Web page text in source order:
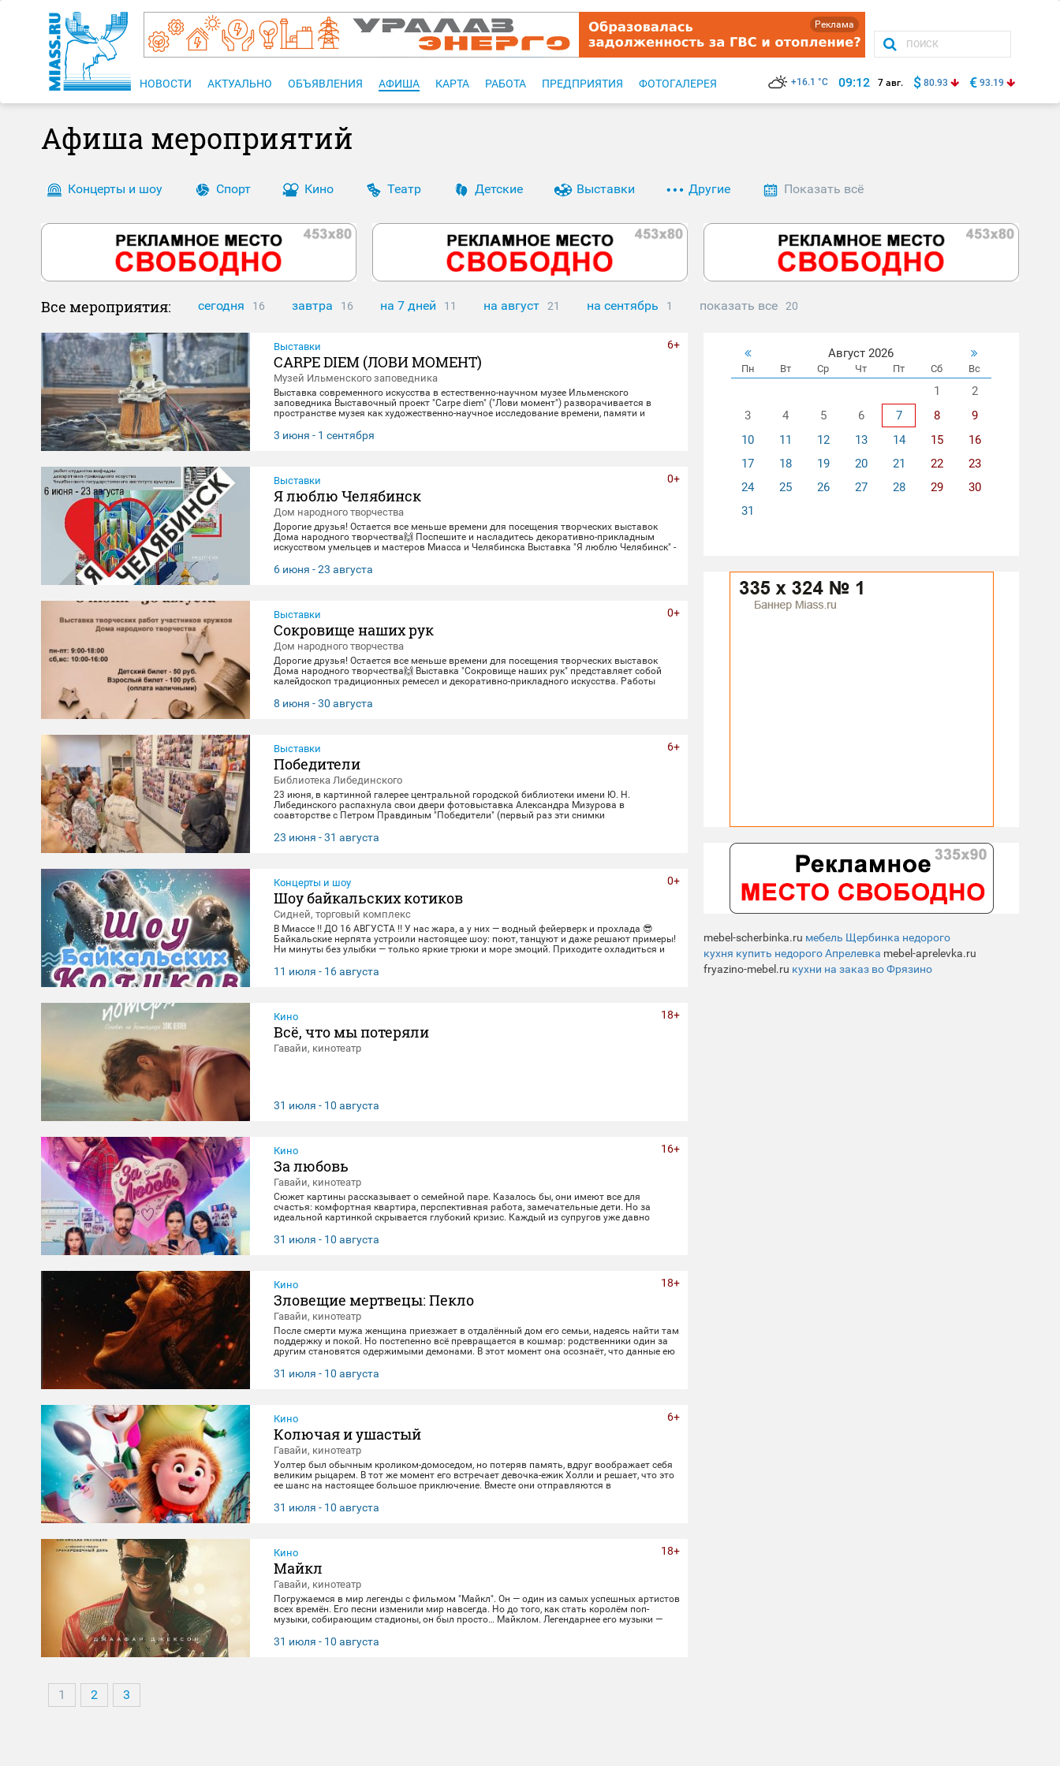
Реклама
НОВОСТИ АКТУАЛЬНО ОБЪЯВЛЕНИЯ АФИША КАРТА РАБОТА ПРЕДПРИЯТИЯ ФОТОГАЛЕРЕЯ +16.1 °C 09:12 7 авг. $ 80.93 € 93.19
Афиша мероприятий
Концерты и шоу Спорт Кино Театр Детские Выставки Другие Показать всё
Все мероприятия: сегодня 16 завтра 16 на 7 дней 11 на август 21 на сентябрь 1 показать все 20
Выставки
CARPE DIEM (ЛОВИ МОМЕНТ)
Музей Ильменского заповедника
Выставка современного искусства в естественно-научном музее Ильменского
заповедника Выставочный проект "Carpe diem" ("Лови момент") разворачивается в
пространстве музея как художественно-научное исследование времени, памяти и
концептуального искусства, экспозиция предлагает зрителю остановиться в моменте
"здесь и сейчас", чтобы заглянуть одновременно в далекое прошлое Земли и в её
3 июня - 1 сентября
6+
Выставки
Я люблю Челябинск
Дом народного творчества
Дорогие друзья! Остается все меньше времени для посещения творческих выставок
Дома народного творчества🙌 Поспешите и насладитесь декоративно-прикладным
искусством умельцев и мастеров Миасса и Челябинска Выставка "Я люблю Челябинск" -
декоративно-прикладного искусства ЧГИК. Увидеть представленные работы можно до
6 июня - 23 августа
0+
Выставки
Сокровище наших рук
Дом народного творчества
Дорогие друзья! Остается все меньше времени для посещения творческих выставок
Дома народного творчества🙌 Выставка "Сокровище наших рук" представляет собой
калейдоскоп традиционных ремесел и декоративно-прикладного искусства. Работы
творчества. Посетить выставку можно до 30 августа.
8 июня - 30 августа
0+
Выставки
Победители
Библиотека Либединского
23 июня, в картинной галерее центральной городской библиотеки имени Ю. Н.
Либединского распахнула свои двери фотовыставка Александра Мизурова в
соавторстве с Петром Правдиным "Победители" (первый раз эти снимки
и за каждым кадром 40 лет неустанной работы мастера, 40 лет трепетного
всматривания в лица, 40 лет благодарной памяти. На снимках - торжественные парады
23 июня - 31 августа
6+
Концерты и шоу
Шоу байкальских котиков
Сидней, торговый комплекс
В Миассе ‼️ ДО 16 АВГУСТА ‼️ У нас жара, а у них — водный фейерверк и прохлада 😎
Байкальские нерпята устроили настоящее шоу: поют, танцуют и даже решают примеры!
Ни минуты без улыбки — только яркие трюки и море эмоций. Приходите охладиться и
14:00, 16:00,18:30 Суббота и воскресенье 12:00,14:00,16:00,18:30 Понедельник-
вторник(Санитарный день) 📍 Ме
11 июля - 16 августа
0+
Кино
Всё, что мы потеряли
Гавайи, кинотеатр
31 июля - 10 августа
18+
Кино
За любовь
Гавайи, кинотеатр
Сюжет картины рассказывает о семейной паре. Казалось бы, они имеют все для
счастья: комфортная квартира, перспективная работа, замечательные дети. Но за
идеальной картинкой скрывается глубокий кризис. Каждый из супругов уже давно
получает бутылку с волшебным напитком. Теперь их жизнь — это увлекательное
приключение, полное неожиданных последствий сбывшихся желаний.
31 июля - 10 августа
16+
Кино
Зловещие мертвецы: Пекло
Гавайи, кинотеатр
После смерти мужа женщина приезжает в отдалённый дом его семьи, надеясь найти там
поддержку и покой. Но постепенно всё превращается в кошмар: родственники один за
другим становятся одержимыми демонами. В этот момент она осознаёт, что данные ею
31 июля - 10 августа
18+
Кино
Колючая и ушастый
Гавайи, кинотеатр
Уолтер был обычным кроликом-домоседом, но потеряв память, вдруг воображает себя
великим рыцарем. В тот же момент его встречает девочка-ежик Холли и решает, что это
ее шанс на настоящее большое приключение. Вместе они отправляются в
31 июля - 10 августа
6+
Кино
Майкл
Гавайи, кинотеатр
Погружаемся в мир легенды с фильмом "Майкл". Он — один из самых успешных артистов
всех времён. Его песни изменили мир навсегда. Но до того, как стать королём поп-
музыки, собирающим стадионы, он был просто… Майклом. Легендарнее его музыки —
головокружительной славы. 📅 Не пропустите! Приходите в наш кинозал, чтобы заново
открыть для себя историю великого артиста.
31 июля - 10 августа
18+
1 2 3
Август 2026
Пн Вт Ср Чт Пт Сб Вс
1
2
3
4 5 6 7 8
9
10
11 12 13 14 15
16
17
18 19 20 21 22
23
24
25 26 27 28 29
30
31
mebel-scherbinka.ru мебель Щербинка недорого
кухня купить недорого Апрелевка mebel-aprelevka.ru
fryazino-mebel.ru кухни на заказ во Фрязино